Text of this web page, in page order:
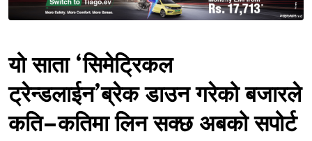
Sponsored
यो साता ‘सिमेट्रिकल
ट्रेन्डलाईन’ब्रेक डाउन गरेको बजारले
कति–कतिमा लिन सक्छ अबको सपोर्ट